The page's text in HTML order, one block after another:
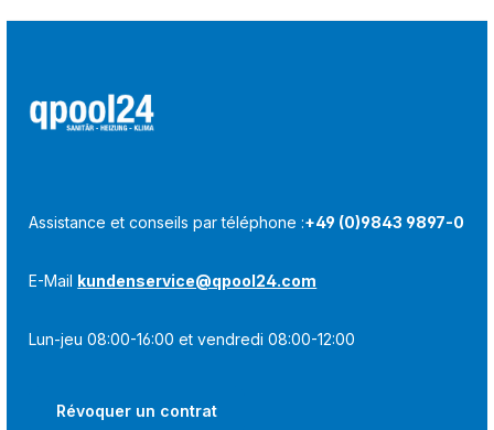
Assistance et conseils par téléphone :+49 (0)9843 9897-0
E-Mail kundenservice@qpool24.com
Lun-jeu 08:00-16:00 et vendredi 08:00-12:00
Révoquer un contrat